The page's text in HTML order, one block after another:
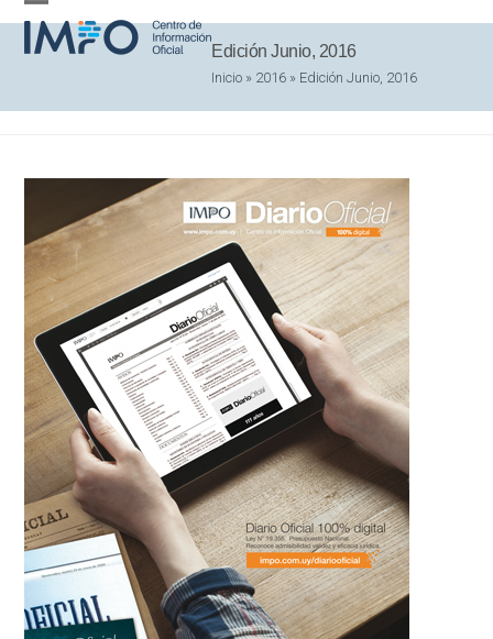
SkipOpen
mobile
Close
mobile
Edición Junio, 2016
Inicio » 2016 » Edición Junio, 2016